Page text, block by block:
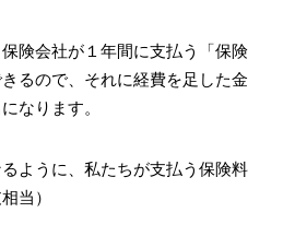
険会社が１年間に支払う「保険
るので、それに経費を足した金
なります。
ように、私たちが支払う保険料
当）